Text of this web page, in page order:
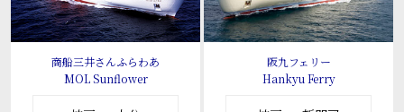
商船三井さんふらわあ
MOL Sunflower
阪九フェリー
Hankyu Ferry